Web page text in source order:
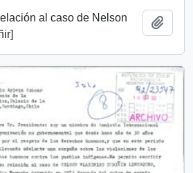
al caso de Nelson